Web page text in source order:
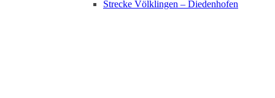
Strecke Völklingen – Diedenhofen